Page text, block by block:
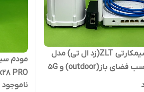
مودم سیمکارتی ZLT(زد ال تی) مدل
X10 مناسب فضای باز(outdoor) و 5G
4 آنتن و پک کامل
سیمکارت TD_LTEبه همراه جعبه
ناموجود